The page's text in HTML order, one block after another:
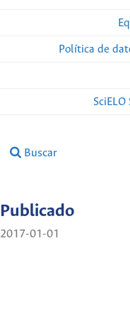
Política de
Buscar
Publicado
2017-01-01